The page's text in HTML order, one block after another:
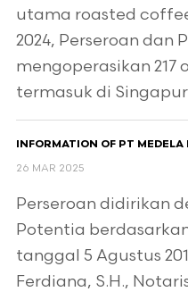
utama roasted
2024, Perseroan dan
mengoperasikan 217
termasuk di
INFORMATION OF PT
26 MAR 2025
Perseroan didirikan
Potentia
tanggal 5 Agustus
Ferdiana, S.H.,